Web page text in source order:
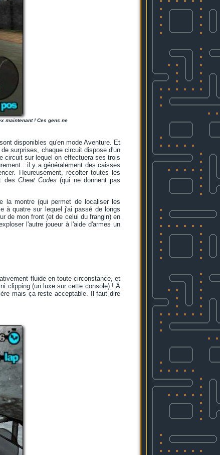
maintenant ! Ces gens ne
disponibles qu'en mode Aventure. Et
surprises, chaque circuit dispose d'un
circuit sur lequel on effectuera ses trois
: il y a généralement des caisses
Heureusement, récolter toutes les
des Cheat Codes (qui ne donnent pas
la montre (qui permet de localiser les
à quatre sur lequel j'ai passé de longs
de mon front (et de celui du frangin) en
l'autre joueur à l'aide d'armes un
fluide en toute circonstance, et
clipping (un luxe sur cette console) ! À
mais ça reste acceptable. Il faut dire